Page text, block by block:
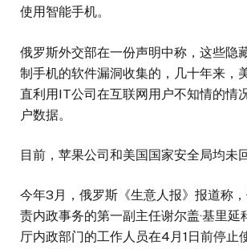
使用智能手机。
俄罗斯外交部在一份声明中称，这些隐
制手机的软件漏洞收集的，几十年来，
直利用IT公司在互联网用户不知情的情
户数据。
目前，苹果公司和美国国家安全局均未
今年3月，俄罗斯《生意人报》报道称
责内政事务的第一副主任谢尔盖·基里延
厅内政部门的工作人员在4月1日前停止